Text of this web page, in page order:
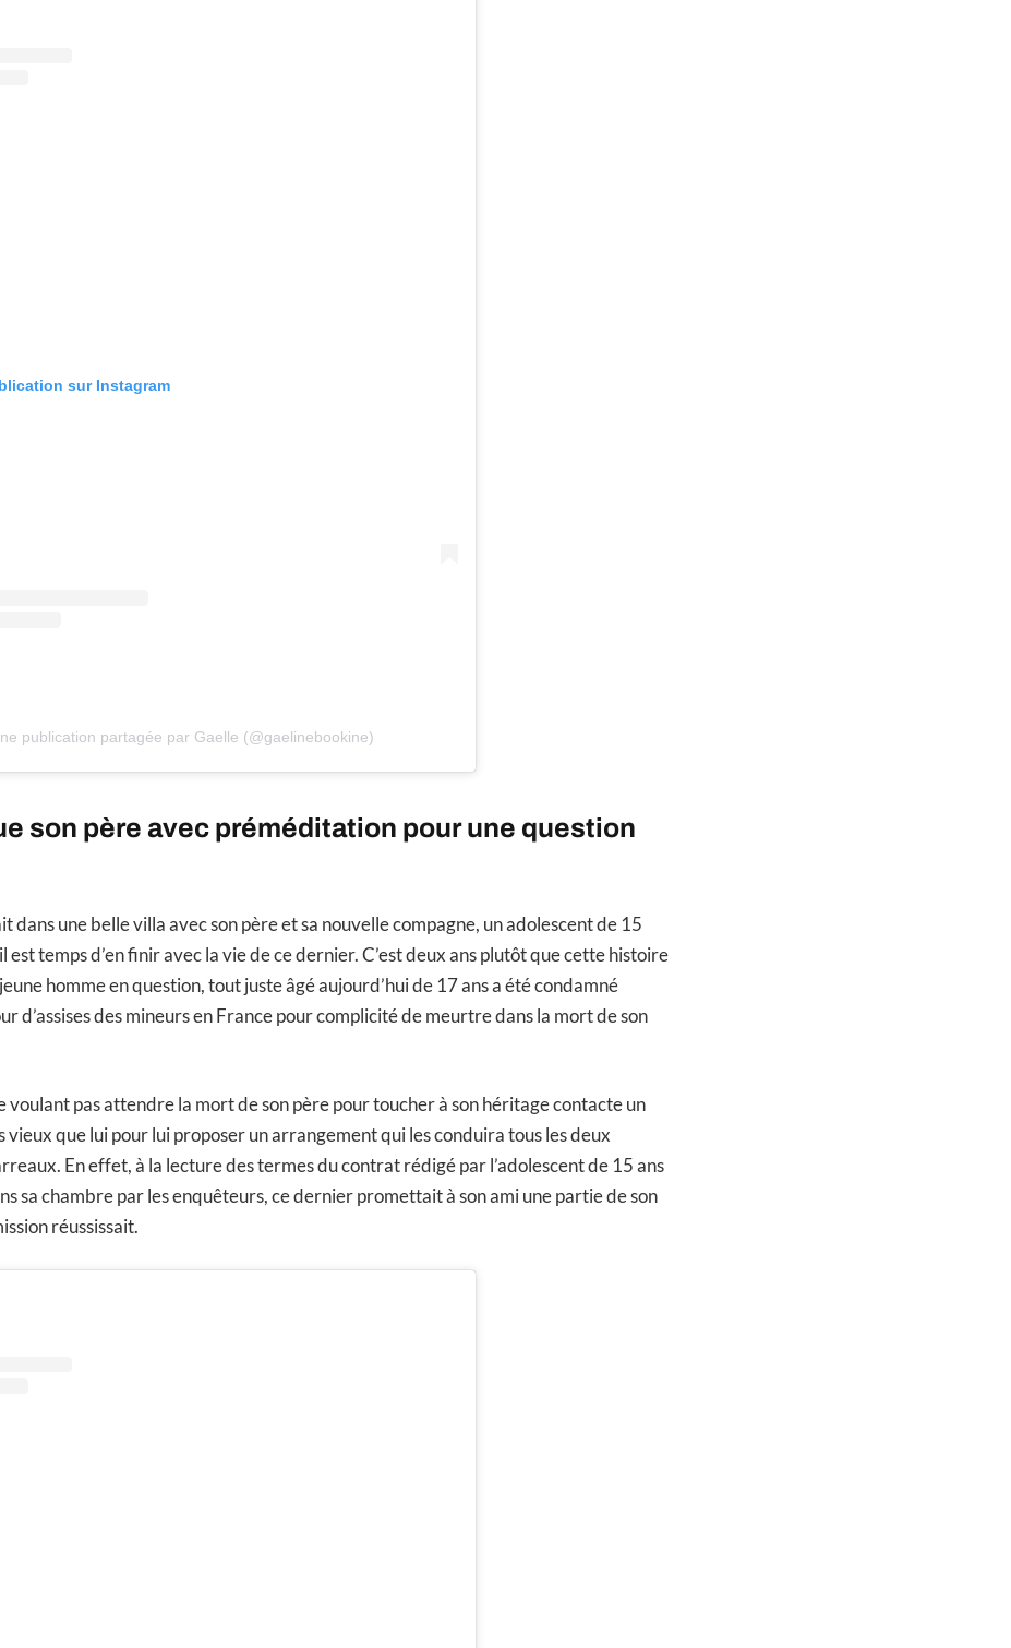
sur Instagram
publication partagée par Gaelle (@gaelinebookine)
son père avec préméditation pour une question
dans une belle villa avec son père et sa nouvelle compagne, un adolescent de 15
est temps d’en finir avec la vie de ce dernier. C’est deux ans plutôt que cette histoire
homme en question, tout juste âgé aujourd’hui de 17 ans a été condamné
d’assises des mineurs en France pour complicité de meurtre dans la mort de son
voulant pas attendre la mort de son père pour toucher à son héritage contacte un
vieux que lui pour lui proposer un arrangement qui les conduira tous les deux
En effet, à la lecture des termes du contrat rédigé par l’adolescent de 15 ans
sa chambre par les enquêteurs, ce dernier promettait à son ami une partie de son
réussissait.